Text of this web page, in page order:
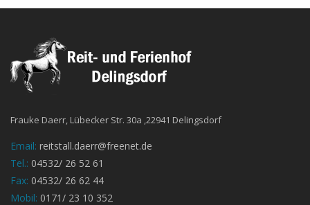
Frauke Daerr, Lübecker Str. 30a ,22941 Delingsdorf
Email: reitstall.daerr@freenet.de
Tel.: 04532/ 26 52 61
Fax: 04532/ 26 62 44
Mobil: 0171/ 23 10 352